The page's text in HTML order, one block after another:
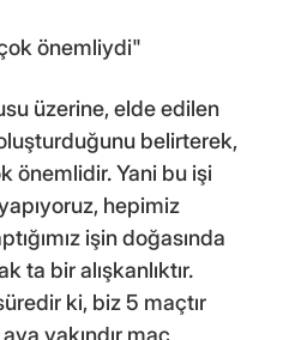
önemliydi"
üzerine, elde edilen
belirterek,
önemlidir. Yani bu işi
hepimiz
işin doğasında
ta bir alışkanlıktır.
ki, biz 5 maçtır
yakındır maç